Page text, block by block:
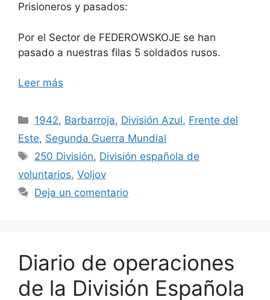
Prisioneros y pasados:
Por el Sector de FEDEROWSKOJE se han
pasado a nuestras filas 5 soldados rusos.
Leer más
Categorías
1942, Barbarroja, División Azul, Frente del
Este, Segunda Guerra Mundial
Etiquetas
250 División, División española de
voluntarios, Voljov
Deja un comentario
Diario de operaciones
de la División Española